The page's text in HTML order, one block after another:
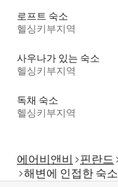
로프트 숙소
헬싱키부지역
사우나가 있는 숙소
헬싱키부지역
독채 숙소
헬싱키부지역
에어비앤비 핀란드
해변에 인접한 숙소